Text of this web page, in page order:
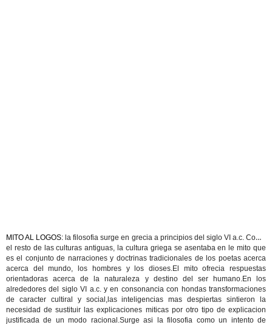
MITO AL LOGOS: la filosofia surge en grecia a principios del siglo VI a.c. Como
el resto de las culturas antiguas, la cultura griega se asentaba en le mito que
es el conjunto de narraciones y doctrinas tradicionales de los poetas acerca
acerca del mundo, los hombres y los dioses.El mito ofrecia respuestas
orientadoras acerca de la naturaleza y destino del ser humano.En los
alrededores del siglo VI a.c. y en consonancia con hondas transformaciones
de caracter cultiral y social,las inteligencias mas despiertas sintieron la
necesidad de sustituir las explicaciones miticas por otro tipo de explicacion
justificada de un modo racional.Surge asi la filosofia como un intento de